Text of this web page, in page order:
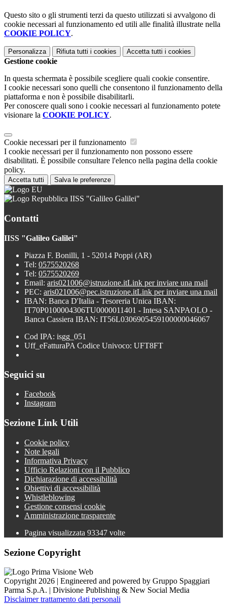
Questo sito o gli strumenti terzi da questo utilizzati si avvalgono di
cookie necessari al funzionamento ed utili alle finalità illustrate nella
COOKIE POLICY.
Personalizza Rifiuta tutti i cookies Accetta tutti i cookies
Gestione cookie
In questa schermata è possibile scegliere quali cookie consentire.
I cookie necessari sono quelli che consentono il funzionamento della
piattaforma e non è possibile disabilitarli.
Per conoscere quali sono i cookie necessari al funzionamento potete
visionare la COOKIE POLICY.
Cookie necessari per il funzionamento
I cookie necessari per il funzionamento non possono essere
disabilitati. È possibile consultare l'elenco nella pagina della cookie
policy.
Accetta tutti Salva le preferenze
IISS "Galileo Galilei"
Contatti
IISS "Galileo Galilei"
Piazza F. Bonilli, 1 - 52014 Poppi (AR)
Tel: 0575520268
Tel: 0575520269
Email: aris021006@istruzione.itLink per inviare una mail
PEC: aris021006@pec.istruzione.itLink per inviare una mail
IBAN: Banca D'Italia - Tesoreria Unica IBAN:
IT70P0100004306TU0000011401 - Intesa SANPAOLO -
Banca Cassiera IBAN: IT56L0306905459100000046067
Cod IPA: isgg_051
Uff_eFatturaPA Codice Univoco: UFT8FT
Seguici su
Facebook
Instagram
Sezione Link Utili
Cookie policy
Note legali
Informativa Privacy
Ufficio Relazioni con il Pubblico
Dichiarazione di accessibilità
Obiettivi di accessibilità
Whistleblowing
Gestione consensi cookie
Amministrazione trasparente
Pagina visualizzata 93347 volte
Sezione Copyright
Copyright 2026 | Engineered and powered by Gruppo Spaggiari
Parma S.p.A. | Divisione Publishing & New Social Media
Disclaimer trattamento dati personali